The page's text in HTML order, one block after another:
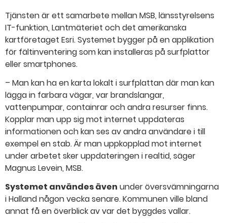
Tjänsten är ett samarbete mellan MSB, länsstyrelsens
IT-funktion, Lantmäteriet och det amerikanska
kartföretaget Esri. Systemet bygger på en applikation
för fältinventering som kan installeras på surfplattor
eller smartphones.
– Man kan ha en karta lokalt i surfplattan där man kan
lägga in farbara vägar, var brandslangar,
vattenpumpar, containrar och andra resurser finns.
Kopplar man upp sig mot internet uppdateras
informationen och kan ses av andra användare i till
exempel en stab. Är man uppkopplad mot internet
under arbetet sker uppdateringen i realtid, säger
Magnus Levein, MSB.
Systemet användes även under översvämningarna
i Halland någon vecka senare. Kommunen ville bland
annat få en överblick av var det byggdes vallar.